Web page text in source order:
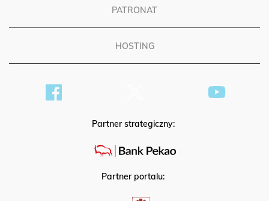
PATRONAT
HOSTING
Partner strategiczny:
Partner portalu: